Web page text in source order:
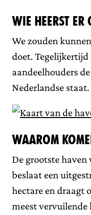
Wie heerst er
We zouden
doet. Tegelijkertijd
aandeelhouders
Nederlandse staat.
Waarom
De grootste
beslaat een
hectare en draagt
meest